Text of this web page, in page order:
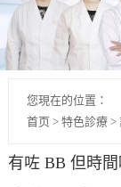
您現在的位置：
首页 > 特色診療>
有咗 BB 但時